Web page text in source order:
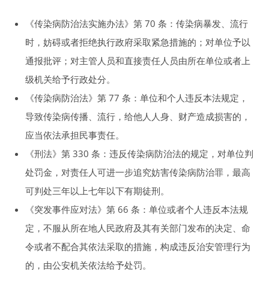
《传染病防治法实施办法》第 70 条：传染病暴发、流行
时，妨碍或者拒绝执行政府采取紧急措施的；对单位予以
通报批评；对主管人员和直接责任人员由所在单位或者上
级机关给予行政处分。
《传染病防治法》第 77 条：单位和个人违反本法规定，
导致传染病传播、流行，给他人人身、财产造成损害的，
应当依法承担民事责任。
《刑法》第 330 条：违反传染病防治法的规定，对单位判
处罚金，对责任人可进一步追究妨害传染病防治罪，最高
可判处三年以上七年以下有期徒刑。
《突发事件应对法》第 66 条：单位或者个人违反本法规
定，不服从所在地人民政府及其有关部门发布的决定、命
令或者不配合其依法采取的措施，构成违反治安管理行为
的，由公安机关依法给予处罚。